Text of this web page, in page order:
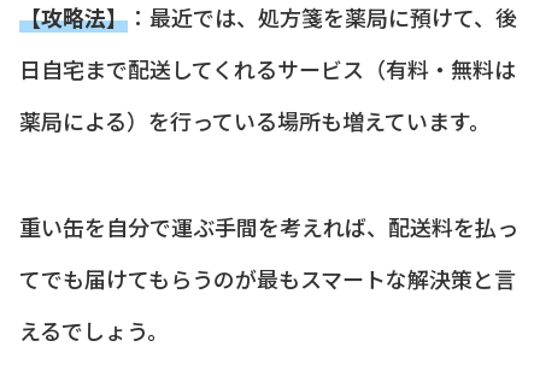
【攻略法】 ：最近では、処方箋を薬局に預けて、後
日自宅まで配送してくれるサービス（有料・無料は
薬局による）を行っている場所も増えています。
重い缶を自分で運ぶ手間を考えれば、配送料を払っ
てでも届けてもらうのが最もスマートな解決策と言
えるでしょう。